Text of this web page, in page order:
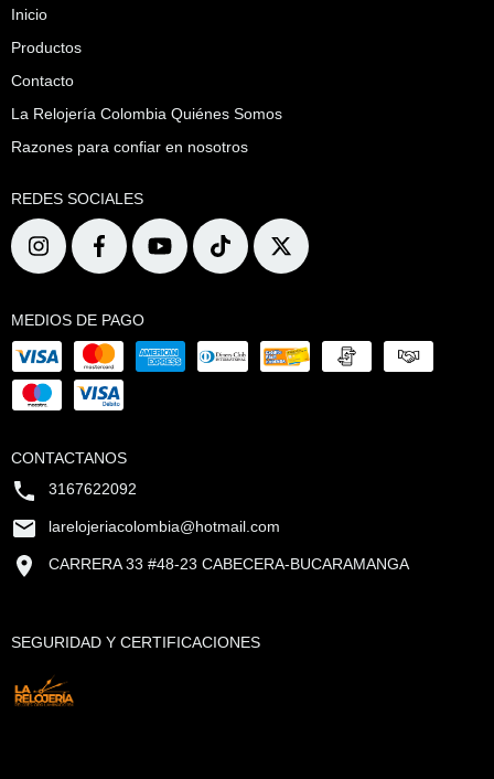
Inicio
Productos
Contacto
La Relojería Colombia Quiénes Somos
Razones para confiar en nosotros
REDES SOCIALES
MEDIOS DE PAGO
CONTACTANOS
3167622092
larelojeriacolombia@hotmail.com
CARRERA 33 #48-23 CABECERA-BUCARAMANGA
SEGURIDAD Y CERTIFICACIONES